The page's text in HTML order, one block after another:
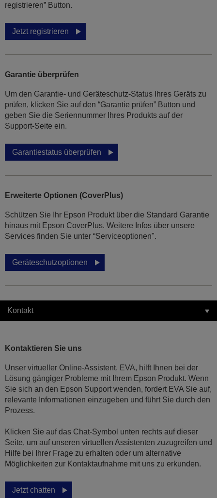
registrieren” Button.
Jetzt registrieren
Garantie überprüfen
Um den Garantie- und Geräteschutz-Status Ihres Geräts zu
prüfen, klicken Sie auf den “Garantie prüfen” Button und
geben Sie die Seriennummer Ihres Produkts auf der
Support-Seite ein.
Garantiestatus überprüfen
Erweiterte Optionen (CoverPlus)
Schützen Sie Ihr Epson Produkt über die Standard Garantie
hinaus mit Epson CoverPlus. Weitere Infos über unsere
Services finden Sie unter “Serviceoptionen".
Geräteschutzoptionen
Kontakt
Kontaktieren Sie uns
Unser virtueller Online-Assistent, EVA, hilft Ihnen bei der
Lösung gängiger Probleme mit Ihrem Epson Produkt. Wenn
Sie sich an den Epson Support wenden, fordert EVA Sie auf,
relevante Informationen einzugeben und führt Sie durch den
Prozess.
Klicken Sie auf das Chat-Symbol unten rechts auf dieser
Seite, um auf unseren virtuellen Assistenten zuzugreifen und
Hilfe bei Ihrer Frage zu erhalten oder um alternative
Möglichkeiten zur Kontaktaufnahme mit uns zu erkunden.
Jetzt chatten